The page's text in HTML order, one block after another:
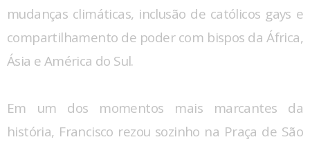
mudanças climáticas, inclusão de católicos gays e
compartilhamento de poder com bispos da África,
Ásia e América do Sul.
Em um dos momentos mais marcantes da
história, Francisco rezou sozinho na Praça de São